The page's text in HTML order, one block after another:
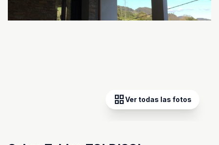
grid_viewVer todas las fotos